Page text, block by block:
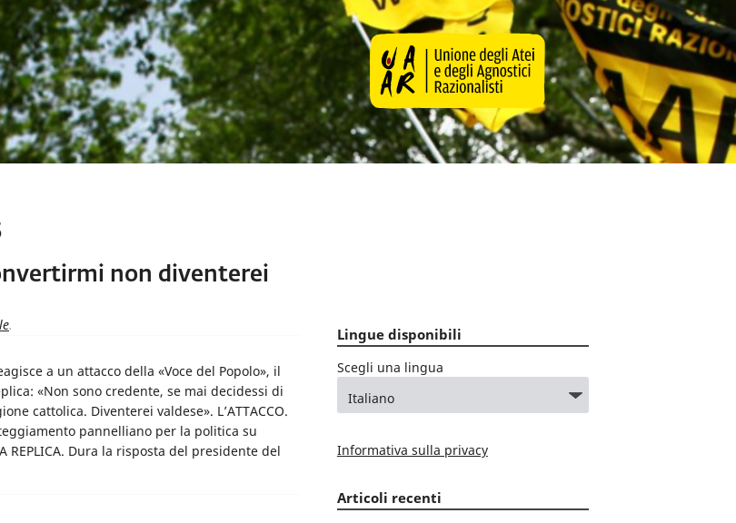
non diventerei
.
a un attacco della «Voce del Popolo», il
«Non sono credente, se mai decidessi di
cattolica. Diventerei valdese». L’ATTACCO.
pannelliano per la politica su
Dura la risposta del presidente del
Lingue disponibili
Scegli una lingua
Informativa sulla privacy
Articoli recenti